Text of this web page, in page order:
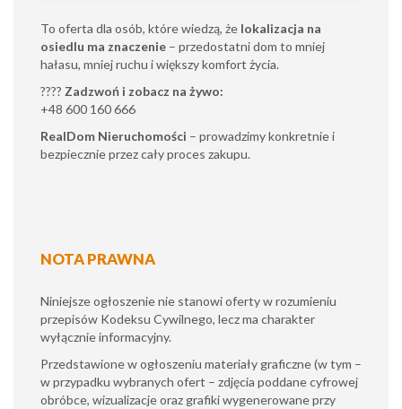
To oferta dla osób, które wiedzą, że lokalizacja na
osiedlu ma znaczenie – przedostatni dom to mniej
hałasu, mniej ruchu i większy komfort życia.
???? Zadzwoń i zobacz na żywo:
+48 600 160 666
RealDom Nieruchomości – prowadzimy konkretnie i
bezpiecznie przez cały proces zakupu.
NOTA PRAWNA
Niniejsze ogłoszenie nie stanowi oferty w rozumieniu
przepisów Kodeksu Cywilnego, lecz ma charakter
wyłącznie informacyjny.
​Przedstawione w ogłoszeniu materiały graficzne (w tym –
w przypadku wybranych ofert – zdjęcia poddane cyfrowej
obróbce, wizualizacje oraz grafiki wygenerowane przy